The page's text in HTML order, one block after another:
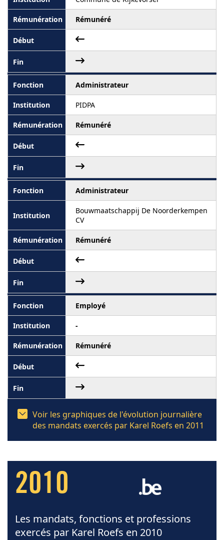
Rémunéré
Administrateur
PIDPA
Rémunéré
Administrateur
Bouwmaatschappij De Noorderkempen
CV
Rémunéré
Employé
-
Rémunéré
Voir les graphiques de l'évolution journalière
des mandats exercés par Karel Roefs en 2011
2010
Les mandats, fonctions et professions
exercés par Karel Roefs en 2010